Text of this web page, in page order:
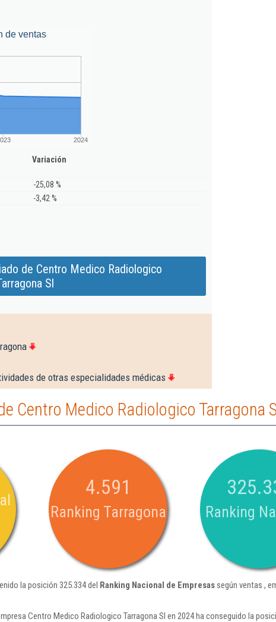
de ventas
2024
Variación
-25,08 %
-3,42 %
de Centro Medico Radiologico
Sl
de otras especialidades médicas
Centro Medico Radiologico Tarragona Sl
4.591
Ranking Tarragona Ranking
la posición 325.334 del Ranking Nacional de Empresassegún ventas ,
Centro Medico Radiologico Tarragona Sl en 2024 ha conseguido la